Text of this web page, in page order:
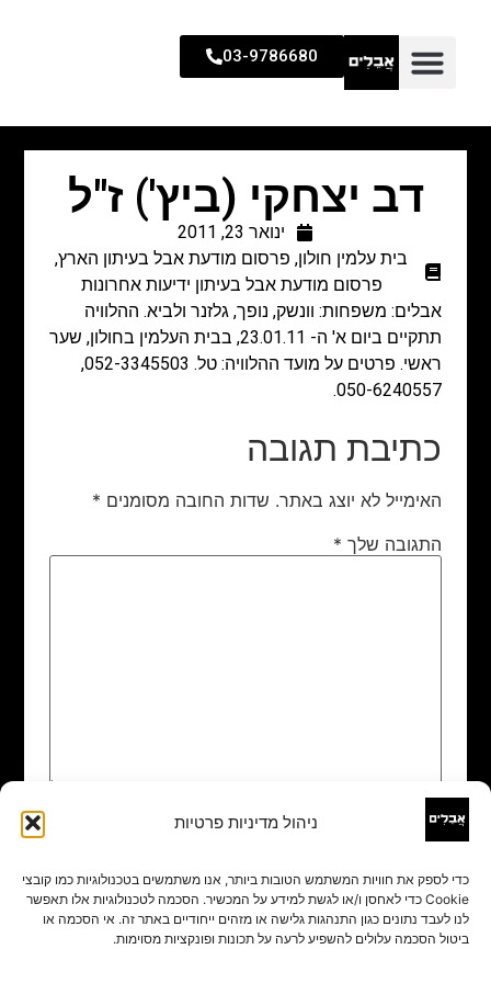
ניהול מדיניות פרטיות
כדי לספק את חוויות המשתמש הטובות ביותר, אנו משתמשים בטכנולוגיות כמו קובצי
Cookie כדי לאחסן ו/או לגשת למידע על המכשיר. הסכמה לטכנולוגיות אלו תאפשר
לנו לעבד נתונים כגון התנהגות גלישה או מזהים ייחודיים באתר זה. אי הסכמה או
ביטול הסכמה עלולים להשפיע לרעה על תכונות ופונקציות מסוימות.
03-9786680
דב יצחקי (ביץ') ז"ל
ינואר 23, 2011
בית עלמין חולון, פרסום מודעת אבל בעיתון הארץ,
פרסום מודעת אבל בעיתון ידיעות אחרונות
אבלים: משפחות: וונשק, נופך, גלזנר ולביא. ההלוויה
תתקיים ביום א' ה- 23.01.11, בבית העלמין בחולון, שער
ראשי. פרטים על מועד ההלוויה: טל. 052-3345503,
050-6240557.
כתיבת תגובה
האימייל לא יוצג באתר. שדות החובה מסומנים *
התגובה שלך *
שם
אימייל*